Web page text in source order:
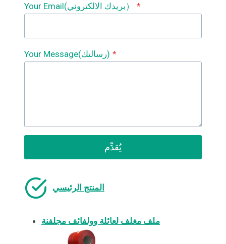
Your Email(بريدك الالكتروني） *
Your Message(رسالتك) *
يُقدِّم
المنتج الرئيسي
ملف مغلف لعائلة وولفائف مجلفنة